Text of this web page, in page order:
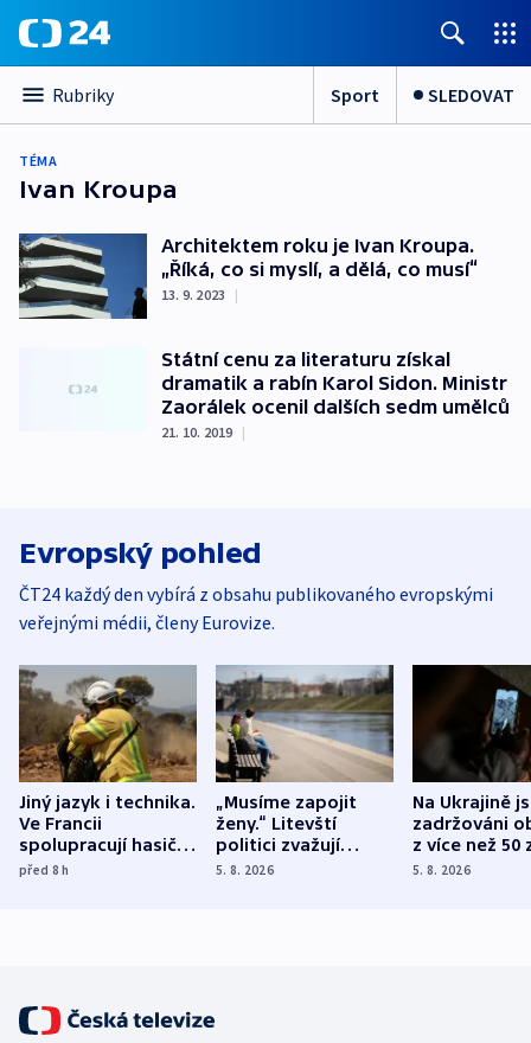
Rubriky Sport SLEDOVAT
TÉMA
Ivan Kroupa
Architektem roku je Ivan Kroupa.
„Říká, co si myslí, a dělá, co musí“
13. 9. 2023 |
Státní cenu za literaturu získal
dramatik a rabín Karol Sidon. Ministr
Zaorálek ocenil dalších sedm umělců
21. 10. 2019 |
Evropský pohled
ČT24 každý den vybírá z obsahu publikovaného evropskými
veřejnými médii, členy Eurovize.
Jiný jazyk i technika.
Ve Francii
spolupracují hasiči z
různých zemí
před 8h
„Musíme zapojit
ženy.“ Litevští
politici zvažují
dohodu o
5. 8. 2026
Na Ukrajině
zadržováni
z více než 50
Bojovali na
5. 8. 2026